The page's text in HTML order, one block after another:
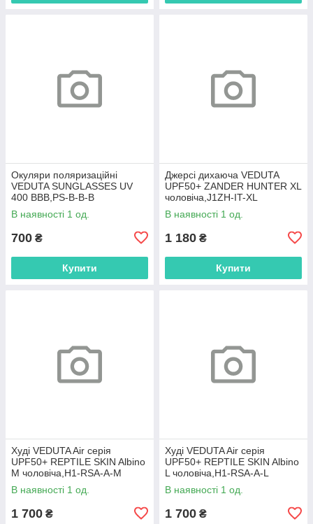
Окуляри поляризаційні
VEDUTA SUNGLASSES UV
400 BBB,PS-B-B-B
В наявності 1 од.
700 ₴
Купити
Джерсі дихаюча VEDUTA
UPF50+ ZANDER HUNTER XL
чоловіча,J1ZH-IT-XL
В наявності 1 од.
1 180 ₴
Купити
Худі VEDUTA Air серія
UPF50+ REPTILE SKIN Albino
M чоловіча,H1-RSA-A-M
В наявності 1 од.
1 700 ₴
Худі VEDUTA Air серія
UPF50+ REPTILE SKIN Albino
L чоловіча,H1-RSA-A-L
В наявності 1 од.
1 700 ₴